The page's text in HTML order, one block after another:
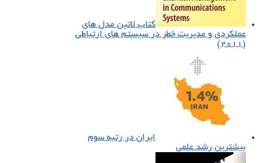
کتاب لاتین مدل های
عملکردی و مدیریت خطر در سیستم های ارتباطی
(۲۰۱۱)
ایران در رتبه سوم
بیشترین رشد علمی